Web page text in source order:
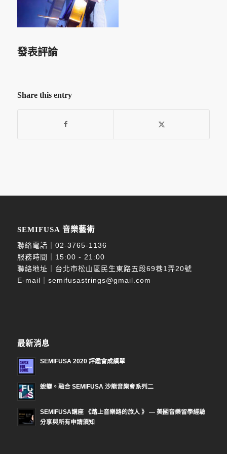
發表評論
Share this entry
SEMIFUSA 音樂藝術
聯絡電話｜ 02-3765-1136
服務時間｜15:00 - 21:00
聯絡地址｜台北市松山區民生東路五段69巷1弄20號
E-mail｜ semifusastrings@gmail.com
最新消息
SEMIFUSA 2020 評鑑會成績單
蛻變。融合 SEMIFUSA 沙龍音樂會系列二
SEMIFUSA講座 《踏上音樂路的旅人 》 — 美國音樂留學經驗
分享與所有申請須知